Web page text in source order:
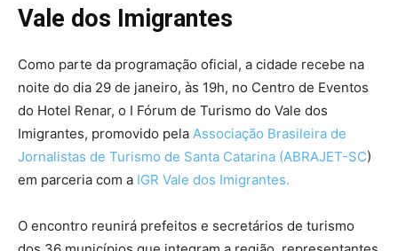
Vale dos Imigrantes
Como parte da programação oficial, a cidade recebe na
noite do dia 29 de janeiro, às 19h, no Centro de Eventos
do Hotel Renar, o I Fórum de Turismo do Vale dos
Imigrantes, promovido pela Associação Brasileira de
Jornalistas de Turismo de Santa Catarina (ABRAJET-SC)
em parceria com a IGR Vale dos Imigrantes.
O encontro reunirá prefeitos e secretários de turismo